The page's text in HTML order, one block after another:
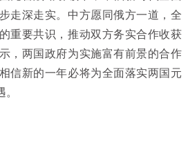
走深走实。中方愿同俄方一道，全
重要共识，推动双方务实合作收获
，两国政府为实施富有前景的合作
信新的一年必将为全面落实两国元